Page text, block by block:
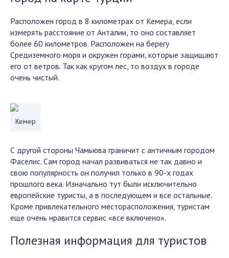
Расположен город в 8 километрах от Кемера, если
измерять расстояние от Анталии, то оно составляет
более 60 километров. Расположен на берегу
Средиземного моря и окружен горами, которые защищают
его от ветров. Так как кругом лес, то воздух в городе
очень чистый.
Кемер
С другой стороны Чамьюва граничит с античным городом
Фаселис. Сам город начал развиваться не так давно и
свою популярность он получил только в 90-х годах
прошлого века. Изначально тут были исключительно
европейские туристы, а в последующем и все остальные.
Кроме привлекательного месторасположения, туристам
еще очень нравится сервис «все включено».
Полезная информация для туристов